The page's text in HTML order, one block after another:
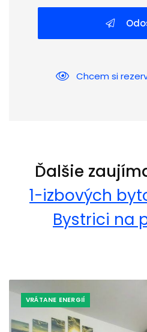
Chcem si
Ďalšie
1-izbových
Bystrici na
VRÁTANE ENERGIÍ